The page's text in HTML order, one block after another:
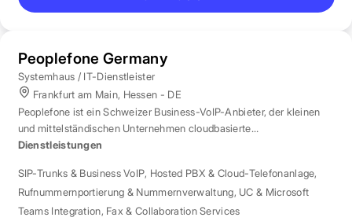
Peoplefone Germany
Systemhaus / IT-Dienstleister
Frankfurt am Main, Hessen - DE
Peoplefone ist ein Schweizer Business-VoIP-Anbieter, der kleinen
und mittelständischen Unternehmen cloudbasierte
Telefonielösungen bietet.
Dienstleistungen
SIP-Trunks & Business VoIP, Hosted PBX & Cloud-Telefonanlage,
Rufnummernportierung & Nummernverwaltung, UC & Microsoft
Teams Integration, Fax & Collaboration Services